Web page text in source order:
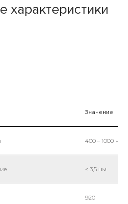
характеристики
Значение
400 – 1000 нм
< 3,5 нм
920